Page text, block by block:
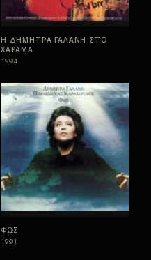
Η ΔΗΜΗΤΡΑ ΓΑΛΑΝΗ ΣΤΟ
ΧΑΡΑΜΑ
1994
ΦΩΣ
1991